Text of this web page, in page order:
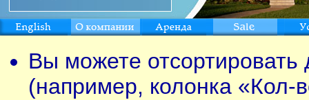
Вы можете
(например, колонка «Кол-